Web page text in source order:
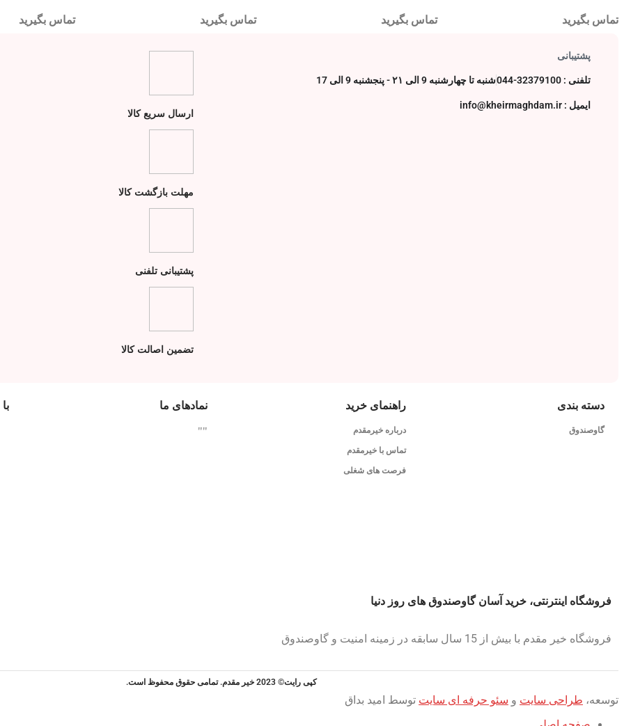
تماس بگیرید تماس بگیرید تماس بگیرید تماس بگیرید
پشتیبانی
تلفنی : 32379100-044 شنبه تا چهارشنبه 9 الی ۲۱ - پنجشنبه 9 الی 17
ایمیل : info@kheirmaghdam.ir
ارسال سریع کالا
مهلت بازگشت کالا
پشتیبانی تلفنی
تضمین اصالت کالا
دسته بندی
گاوصندوق
راهنمای خرید
درباره خیرمقدم
تماس با خیرمقدم
فرصت های شغلی
نمادهای ما
"
"
فروشگاه اینترنتی، خرید آسان گاوصندوق های روز دنیا
فروشگاه خیر مقدم با بیش از 15 سال سابقه در زمینه امنیت و گاوصندوق
کپی رایت© 2023 خیر مقدم. تمامی حقوق محفوظ است.
توسعه، طراحی سایت و سئو حرفه ای سایت توسط امید بداق